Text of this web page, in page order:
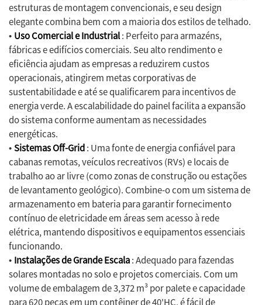
estruturas de montagem convencionais, e seu design
elegante combina bem com a maioria dos estilos de telhado.
• Uso Comercial e Industrial: Perfeito para armazéns,
fábricas e edifícios comerciais. Seu alto rendimento e
eficiência ajudam as empresas a reduzirem custos
operacionais, atingirem metas corporativas de
sustentabilidade e até se qualificarem para incentivos de
energia verde. A escalabilidade do painel facilita a expansão
do sistema conforme aumentam as necessidades
energéticas.
• Sistemas Off-Grid: Uma fonte de energia confiável para
cabanas remotas, veículos recreativos (RVs) e locais de
trabalho ao ar livre (como zonas de construção ou estações
de levantamento geológico). Combine-o com um sistema de
armazenamento em bateria para garantir fornecimento
contínuo de eletricidade em áreas sem acesso à rede
elétrica, mantendo dispositivos e equipamentos essenciais
funcionando.
• Instalações de Grande Escala: Adequado para fazendas
solares montadas no solo e projetos comerciais. Com um
volume de embalagem de 3,372 m³ por palete e capacidade
para 620 peças em um contêiner de 40'HC, é fácil de